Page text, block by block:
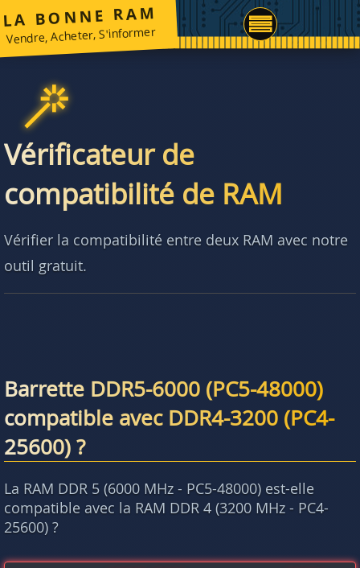
LA BONNE RAM
Vendre, Acheter, S'informer
Vérificateur de
compatibilité de RAM
Vérifier la compatibilité entre deux RAM avec notre
outil gratuit.
Barrette DDR5-6000 (PC5-48000)
compatible avec DDR4-3200 (PC4-
25600) ?
La RAM DDR 5 (6000 MHz - PC5-48000) est-elle
compatible avec la RAM DDR 4 (3200 MHz - PC4-
25600) ?